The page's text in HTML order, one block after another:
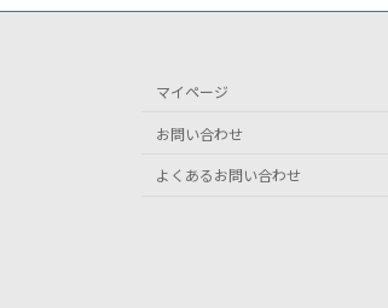
マイページ
お問い合わせ
よくあるお問い合わせ